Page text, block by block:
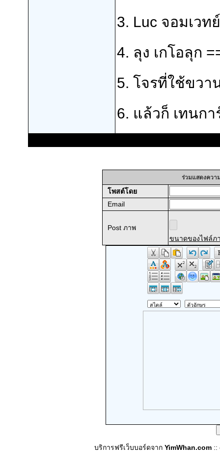
3. Luc จอมเวทย์
4. ลุง เกโอลุก
5. โจรที่ใช้ขวา
6. แล้วก็ เทนกา
ร่วมแสดงควา
โพสต์โดย
Email
Post ภาพ
ขนาดของไฟล์ภ
บริการฟรีเว็บบอร์ดจาก YimWhan.com ::